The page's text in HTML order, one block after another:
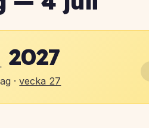
2027
·vecka 27